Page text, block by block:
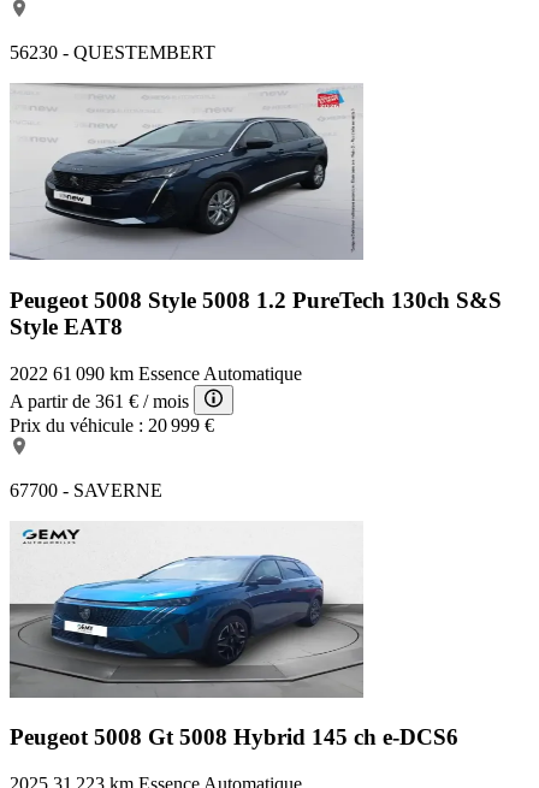
56230 - QUESTEMBERT
Peugeot 5008 Style 5008 1.2 PureTech 130ch S&S
Style EAT8
2022 61 090 km Essence Automatique
A partir de 361 € / mois
Prix du véhicule : 20 999 €
67700 - SAVERNE
Peugeot 5008 Gt5008 Hybrid 145 ch e-DCS6